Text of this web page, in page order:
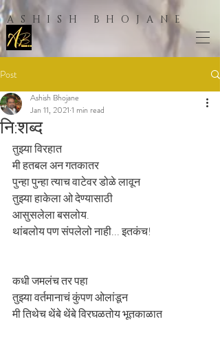
ASHISH BHOJANE
Post
नि:शब्द
Ashish Bhojane
Jan 11, 2021 1 min read
तुझ्या विरहात
मी हतबल अन गतकातर
पुन्हा पुन्हा त्याच वाटेवर डोळे लावून
तुझ्या हाकेला ओ देण्यासाठी
आसुसलेला बसलोय.
थांबलोय पण संपलेलो नाही... इतकंच!
कधी जमलंच तर पहा
तुझ्या वर्तमानाचं कुंपण ओलांडून
मी तिथेच थेंबे थेंबे विरघळतोय भूतकाळात